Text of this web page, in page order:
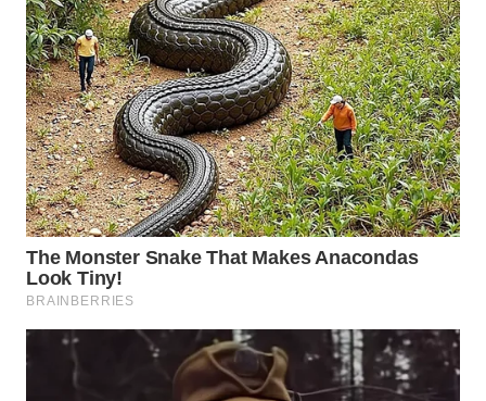
KONSUMEN
WAHANA
LISTRIK
WAHANA
TRAVEL
WAHANA
TV
WAHANANEWS
ID
WAHANANEWS